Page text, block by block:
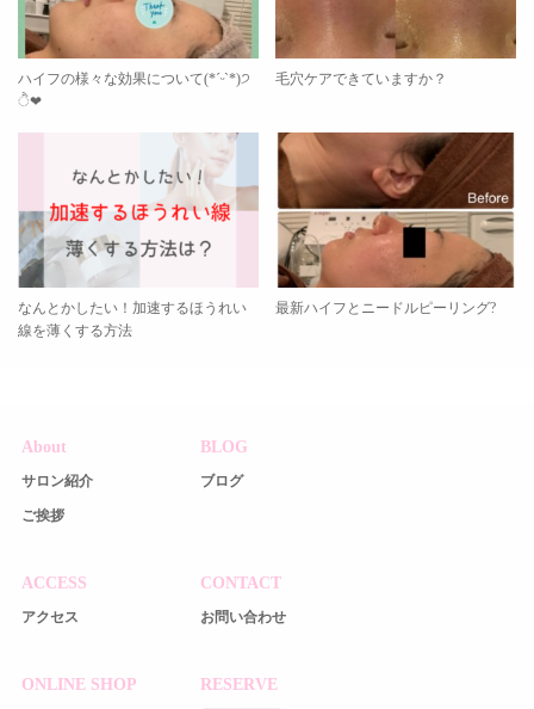
ハイフの様々な効果について(*ˊᵕˋ*)੭
ੈ❤︎
毛穴ケアできていますか？
なんとかしたい！加速するほうれい
線を薄くする方法
最新ハイフとニードルピーリング?
About
サロン紹介
ご挨拶
BLOG
ブログ
ACCESS
アクセス
CONTACT
お問い合わせ
ONLINE SHOP RESERVE